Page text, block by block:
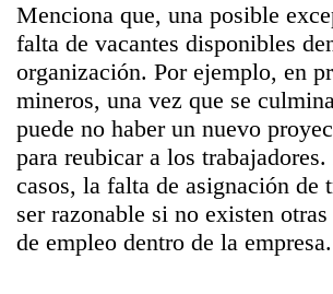
Menciona que, una posible
falta de vacantes disponibles
organización. Por ejemplo, en
mineros, una vez que se
puede no haber un nuevo
para reubicar a los trabajadores.
casos, la falta de asignación de
ser razonable si no existen
de empleo dentro de la empresa.